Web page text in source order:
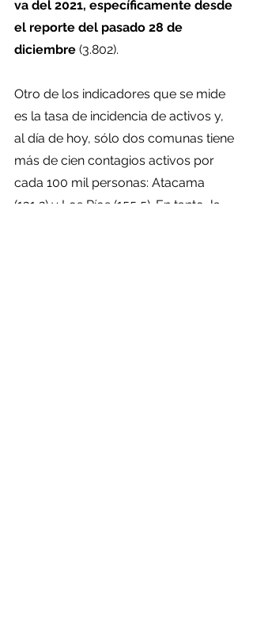
va del 2021, específicamente desde
el reporte del pasado 28 de
diciembre (3.802).
Otro de los indicadores que se mide
es la tasa de incidencia de activos y,
al día de hoy, sólo dos comunas tiene
más de cien contagios activos por
cada 100 mil personas: Atacama
(131,2) y Los Ríos (155,5). En tanto, la